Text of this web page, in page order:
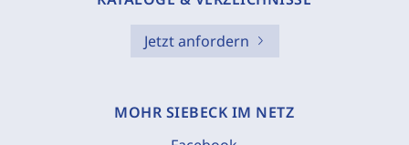
Jetzt anfordern
MOHR SIEBECK IM NETZ